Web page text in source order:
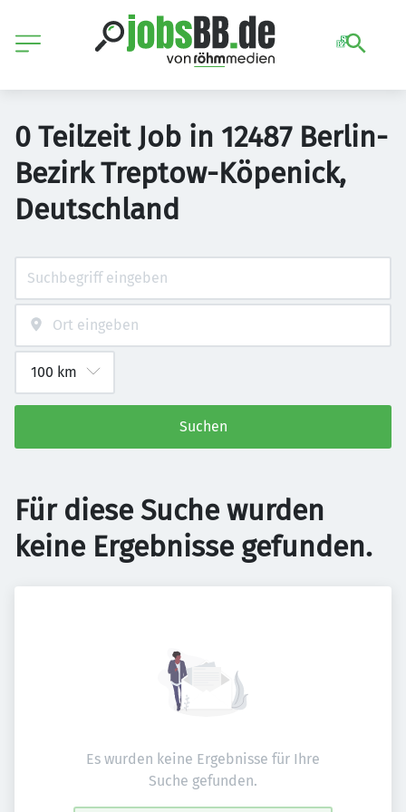
0 Teilzeit Job in 12487 Berlin-
Bezirk Treptow-Köpenick,
Deutschland
Suchen
Für diese Suche wurden
keine Ergebnisse gefunden.
Es wurden keine Ergebnisse für Ihre
Suche gefunden.